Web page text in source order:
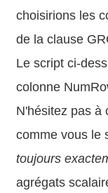
choisirions les
de la clause
Le script ci-
colonne
N'hésitez pas à
comme vous le
toujours
agrégats